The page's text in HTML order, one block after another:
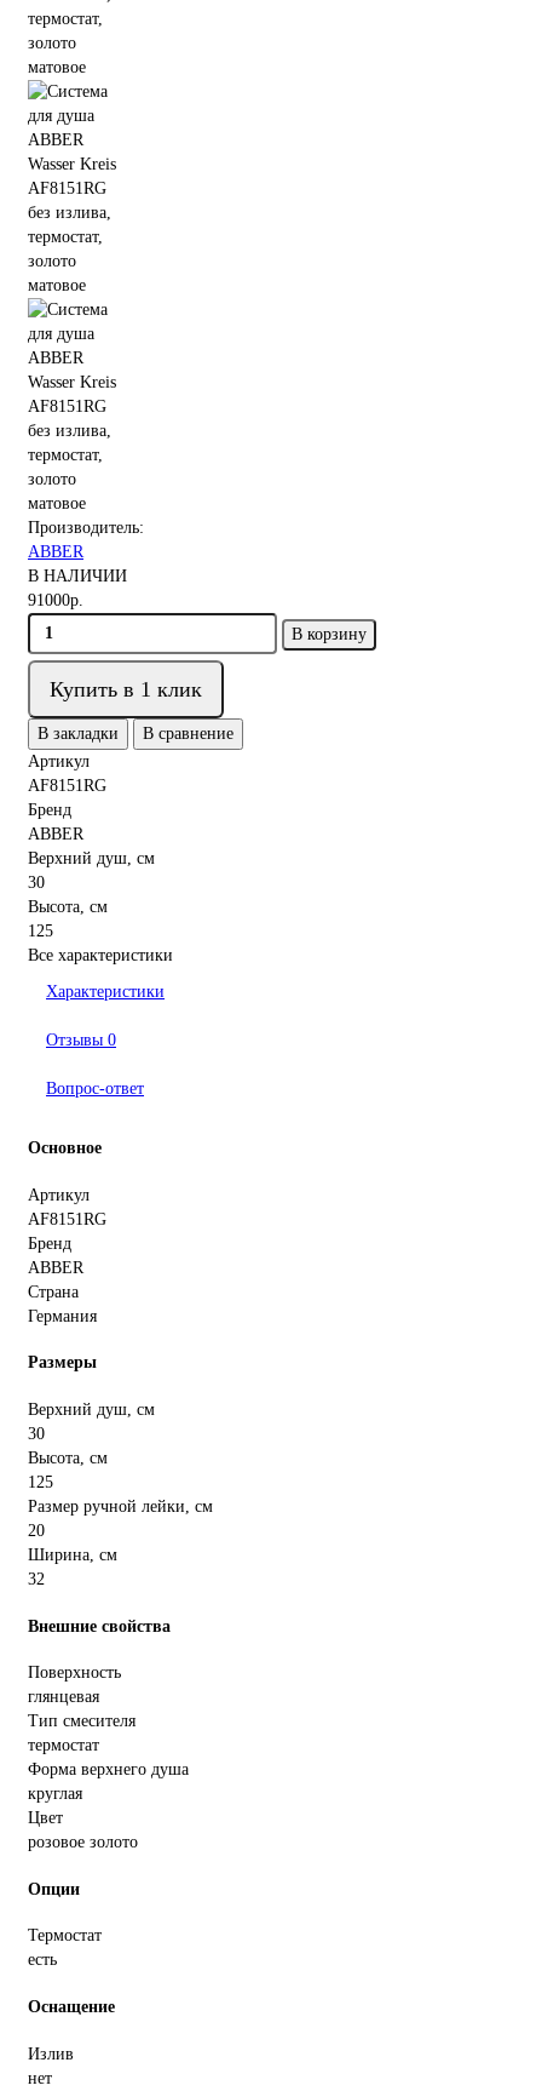
Производитель:
ABBER
В НАЛИЧИИ
91000р.
В корзину
Купить в 1 клик
В закладки
В сравнение
Артикул
AF8151RG
Бренд
ABBER
Верхний душ, см
30
Высота, см
125
Все характеристики
Характеристики
Отзывы 0
Вопрос-ответ
Основное
Артикул
AF8151RG
Бренд
ABBER
Страна
Германия
Размеры
Верхний душ, см
30
Высота, см
125
Размер ручной лейки, см
20
Ширина, см
32
Внешние свойства
Поверхность
глянцевая
Тип смесителя
термостат
Форма верхнего душа
круглая
Цвет
розовое золото
Опции
Термостат
есть
Оснащение
Излив
нет